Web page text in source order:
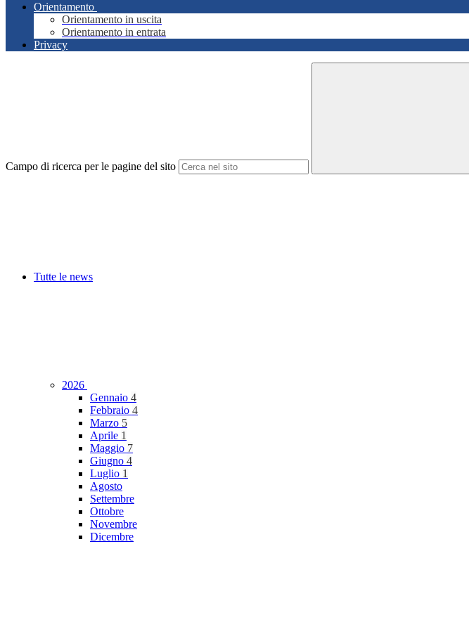
Orientamento
Orientamento in uscita
Orientamento in entrata
Privacy
Campo di ricerca per le pagine del sito
Tutte le news
2026
Gennaio 4
Febbraio 4
Marzo 5
Aprile 1
Maggio 7
Giugno 4
Luglio 1
Agosto
Settembre
Ottobre
Novembre
Dicembre